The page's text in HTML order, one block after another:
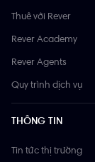
Thuê với Rever
Rever Academy
Rever Agents
Quy trình dịch vụ
THÔNG TIN
Tin tức thị trường